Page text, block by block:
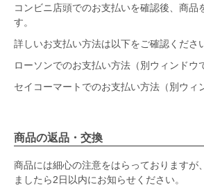
コンビニ店頭でのお支払いを確認後、商品
す。
詳しいお支払い方法は以下をご確認くださ
ローソンでのお支払い方法（別ウィンドウ
セイコーマートでのお支払い方法（別ウィ
商品の返品・交換
商品には細心の注意をはらっておりますが
ましたら2日以内にお知らせください。